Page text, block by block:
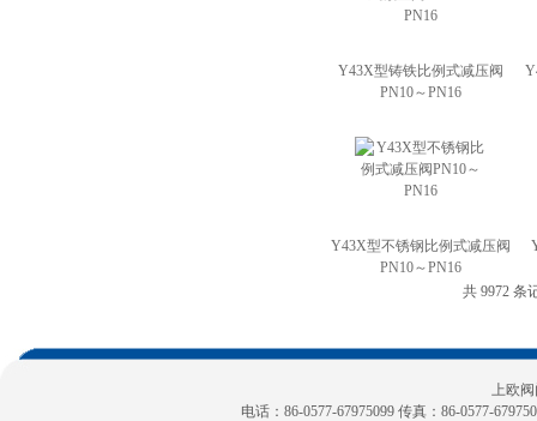
Y43X型铸铁比例式减压阀
PN10～PN16
Y43X型不锈钢比例式减压阀
PN10～PN16
共 9972 条
上欧阀
电话：86-0577-67975099 传真：86-0577-